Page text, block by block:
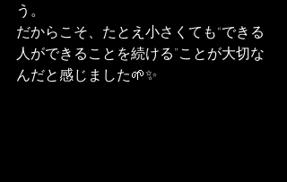
う。
だからこそ、たとえ小さくても“できる
人ができることを続ける”ことが大切な
んだと感じました🌱✨